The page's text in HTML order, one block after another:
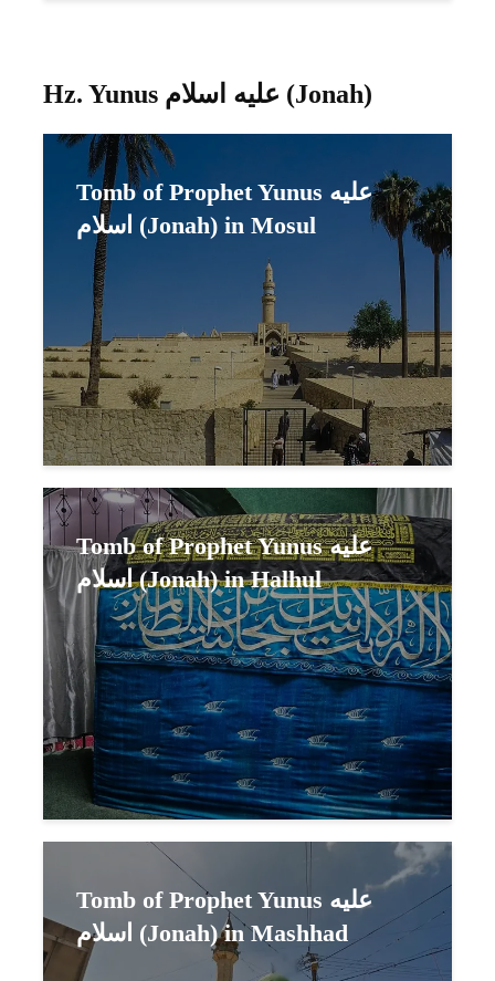
Hz. Yunus عليه اسلام (Jonah)
Tomb of Prophet Yunus عليه
اسلام (Jonah) in Mosul
Tomb of Prophet Yunus عليه
اسلام (Jonah) in Halhul
Tomb of Prophet Yunus عليه
اسلام (Jonah) in Mashhad